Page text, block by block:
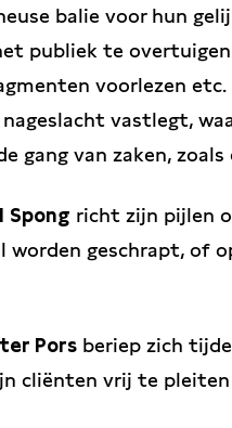
balie voor hun
publiek te
voorlezen
vastlegt,
gang van zaken,
Spong richt zijn pijlen
geschrapt, of
Pors beriep zich
cliënten vrij te